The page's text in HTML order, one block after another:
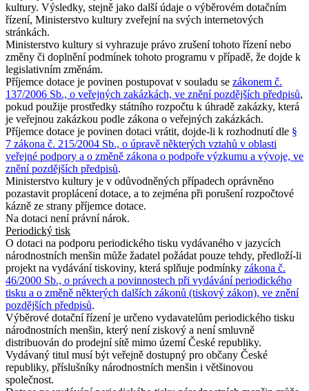
kultury. Výsledky, stejně jako další údaje o výběrovém dotačním
řízení, Ministerstvo kultury zveřejní na svých internetových
stránkách.
Ministerstvo kultury si vyhrazuje právo zrušení tohoto řízení nebo
změny či doplnění podmínek tohoto programu v případě, že dojde k
legislativním změnám.
Příjemce dotace je povinen postupovat v souladu se zákonem č.
137/2006 Sb., o veřejných zakázkách, ve znění pozdějších předpisů,
pokud použije prostředky státního rozpočtu k úhradě zakázky, která
je veřejnou zakázkou podle zákona o veřejných zakázkách.
Příjemce dotace je povinen dotaci vrátit, dojde-li k rozhodnutí dle §
7 zákona č. 215/2004 Sb., o úpravě některých vztahů v oblasti
veřejné podpory a o změně zákona o podpoře výzkumu a vývoje, ve
znění pozdějších předpisů.
Ministerstvo kultury je v odůvodněných případech oprávněno
pozastavit proplácení dotace, a to zejména při porušení rozpočtové
kázně ze strany příjemce dotace.
Na dotaci není právní nárok.
Periodický tisk
O dotaci na podporu periodického tisku vydávaného v jazycích
národnostních menšin může žadatel požádat pouze tehdy, předloží-li
projekt na vydávání tiskoviny, která splňuje podmínky zákona č.
46/2000 Sb., o právech a povinnostech při vydávání periodického
tisku a o změně některých dalších zákonů (tiskový zákon), ve znění
pozdějších předpisů.
Výběrové dotační řízení je určeno vydavatelům periodického tisku
národnostních menšin, který není ziskový a není smluvně
distribuován do prodejní sítě mimo území České republiky.
Vydávaný titul musí být veřejně dostupný pro občany České
republiky, příslušníky národnostních menšin i většinovou
společnost.